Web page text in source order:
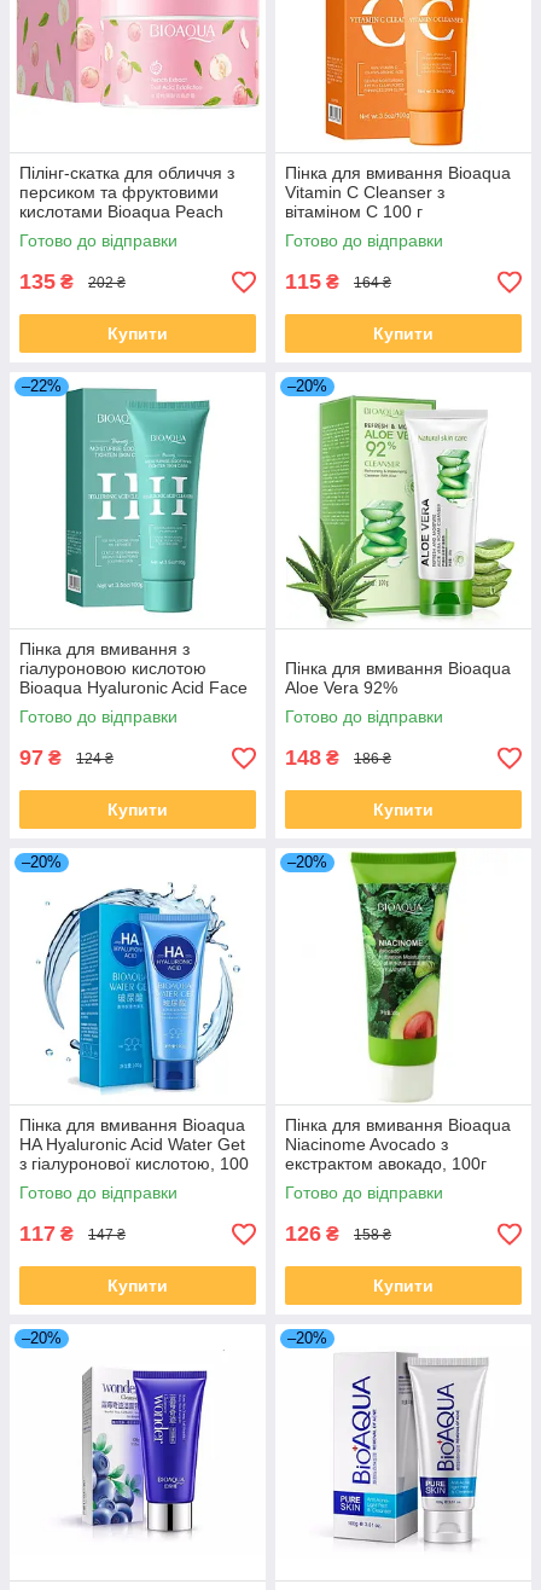
Пілінг-скатка для обличчя з
персиком та фруктовими
кислотами Bioaqua Peach
Fruit Acid Exfoliating, 140 г
Готово до відправки
135 ₴ 202 ₴
Купити
Пінка для вмивання Bioaqua
Vitamin C Cleanser з
вітаміном С 100 г
Готово до відправки
115 ₴ 164 ₴
Купити
–22%
Пінка для вмивання з
гіалуроновою кислотою
Bioaqua Hyaluronic Acid Face
Cleanser, 100 г
Готово до відправки
97 ₴ 124 ₴
Купити
–20%
Пінка для вмивання Bioaqua
Aloe Vera 92%
Готово до відправки
148 ₴ 186 ₴
Купити
–20%
Пінка для вмивання Bioaqua
HA Hyaluronic Acid Water Get
з гіалуронової кислотою, 100
гГотово до відправки
117 ₴ 147 ₴
Купити
–20%
Пінка для вмивання Bioaqua
Niacinome Avocado з
екстрактом авокадо, 100г
Готово до відправки
126 ₴ 158 ₴
Купити
–20% –20%